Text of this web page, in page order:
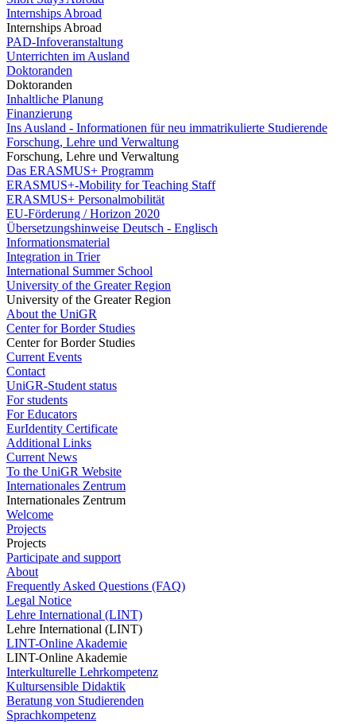
Internships Abroad
Internships Abroad
PAD-Infoveranstaltung
Unterrichten im Ausland
Doktoranden
Doktoranden
Inhaltliche Planung
Finanzierung
Ins Ausland - Informationen für neu immatrikulierte Studierende
Forschung, Lehre und Verwaltung
Forschung, Lehre und Verwaltung
Das ERASMUS+ Programm
ERASMUS+-Mobility for Teaching Staff
ERASMUS+ Personalmobilität
EU-Förderung / Horizon 2020
Übersetzungshinweise Deutsch - Englisch
Informationsmaterial
Integration in Trier
International Summer School
University of the Greater Region
University of the Greater Region
About the UniGR
Center for Border Studies
Center for Border Studies
Current Events
Contact
UniGR-Student status
For students
For Educators
EurIdentity Certificate
Additional Links
Current News
To the UniGR Website
Internationales Zentrum
Internationales Zentrum
Welcome
Projects
Projects
Participate and support
About
Frequently Asked Questions (FAQ)
Legal Notice
Lehre International (LINT)
Lehre International (LINT)
LINT-Online Akademie
LINT-Online Akademie
Interkulturelle Lehrkompetenz
Kultursensible Didaktik
Beratung von Studierenden
Sprachkompetenz